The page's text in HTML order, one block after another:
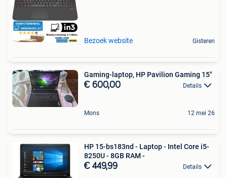
Bezoek website Gisteren
Gaming-laptop, HP Pavilion Gaming 15″
€ 600,00 Details
Mons 12 mei 26
HP 15-bs183nd - Laptop - Intel Core i5-
8250U - 8GB RAM -
€ 449,99 Details